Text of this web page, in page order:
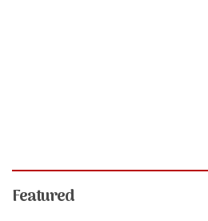
Featured